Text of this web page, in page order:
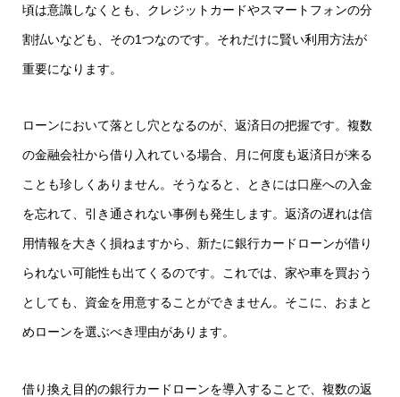
頃は意識しなくとも、クレジットカードやスマートフォンの分
割払いなども、その1つなのです。それだけに賢い利用方法が
重要になります。
ローンにおいて落とし穴となるのが、返済日の把握です。複数
の金融会社から借り入れている場合、月に何度も返済日が来る
ことも珍しくありません。そうなると、ときには口座への入金
を忘れて、引き通されない事例も発生します。返済の遅れは信
用情報を大きく損ねますから、新たに銀行カードローンが借り
られない可能性も出てくるのです。これでは、家や車を買おう
としても、資金を用意することができません。そこに、おまと
めローンを選ぶべき理由があります。
借り換え目的の銀行カードローンを導入することで、複数の返